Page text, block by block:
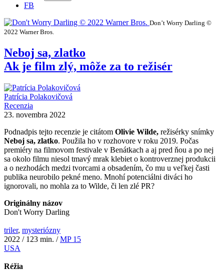
FB
Don’t Worry Darling ©
2022 Warner Bros.
Neboj sa, zlatko
Ak je film zlý, môže za to režisér
Patrícia Polakovičová
Recenzia
23. novembra 2022
Podnadpis tejto recenzie je citátom Olivie Wilde, režisérky snímky
Neboj sa, zlatko. Použila ho v rozhovore v roku 2019. Počas
premiéry na filmovom festivale v Benátkach a aj pred ňou a po nej
sa okolo filmu niesol tmavý mrak klebiet o kontroverznej produkcii
a o nezhodách medzi tvorcami a obsadením, čo mu u veľkej časti
publika neurobilo pekné meno. Mnohí potenciálni diváci ho
ignorovali, no mohla za to Wilde, či len zlé PR?
Originálny názov
Don't Worry Darling
triler, mysteriózny
2022 / 123 min. /MP 15
USA
Réžia